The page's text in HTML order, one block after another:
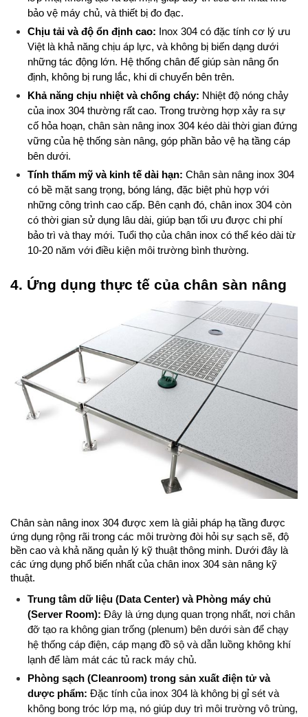
bảo vệ máy chủ, và thiết bị đo đạc.
Chịu tải và độ ổn định cao: Inox 304 có đặc tính cơ lý ưu
Việt là khả năng chịu áp lực, và không bị biến dạng dưới
những tác động lớn. Hệ thống chân đế giúp sàn nâng ổn
định, không bị rung lắc, khi di chuyển bên trên.
Khả năng chịu nhiệt và chống cháy: Nhiệt độ nóng chảy
của inox 304 thường rất cao. Trong trường hợp xảy ra sự
cố hỏa hoạn, chân sàn nâng inox 304 kéo dài thời gian đứng
vững của hệ thống sàn nâng, góp phần bảo vệ hạ tầng cáp
bên dưới.
Tính thẩm mỹ và kinh tế dài hạn: Chân sàn nâng inox 304
có bề mặt sang trọng, bóng láng, đặc biệt phù hợp với
những công trình cao cấp. Bên cạnh đó, chân inox 304 còn
có thời gian sử dụng lâu dài, giúp bạn tối ưu được chi phí
bảo trì và thay mới. Tuổi thọ của chân inox có thể kéo dài từ
10-20 năm với điều kiện môi trường bình thường.
4. Ứng dụng thực tế của chân sàn nâng
Chân sàn nâng inox 304 được xem là giải pháp hạ tầng được
ứng dụng rộng rãi trong các môi trường đòi hỏi sự sạch sẽ, độ
bền cao và khả năng quản lý kỹ thuật thông minh. Dưới đây là
các ứng dụng phổ biến nhất của chân inox 304 sàn nâng kỹ
thuật.
Trung tâm dữ liệu (Data Center) và Phòng máy chủ
(Server Room): Đây là ứng dụng quan trọng nhất, nơi chân
đỡ tạo ra không gian trống (plenum) bên dưới sàn để chạy
hệ thống cáp điện, cáp mạng đồ sộ và dẫn luồng không khí
lạnh để làm mát các tủ rack máy chủ.
Phòng sạch (Cleanroom) trong sản xuất điện tử và
dược phẩm: Đặc tính của inox 304 là không bị gỉ sét và
không bong tróc lớp mạ, nó giúp duy trì môi trường vô trùng,